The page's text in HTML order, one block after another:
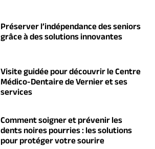
Préserver l’indépendance des seniors
grâce à des solutions innovantes
Visite guidée pour découvrir le Centre
Médico-Dentaire de Vernier et ses
services
Comment soigner et prévenir les
dents noires pourries : les solutions
pour protéger votre sourire